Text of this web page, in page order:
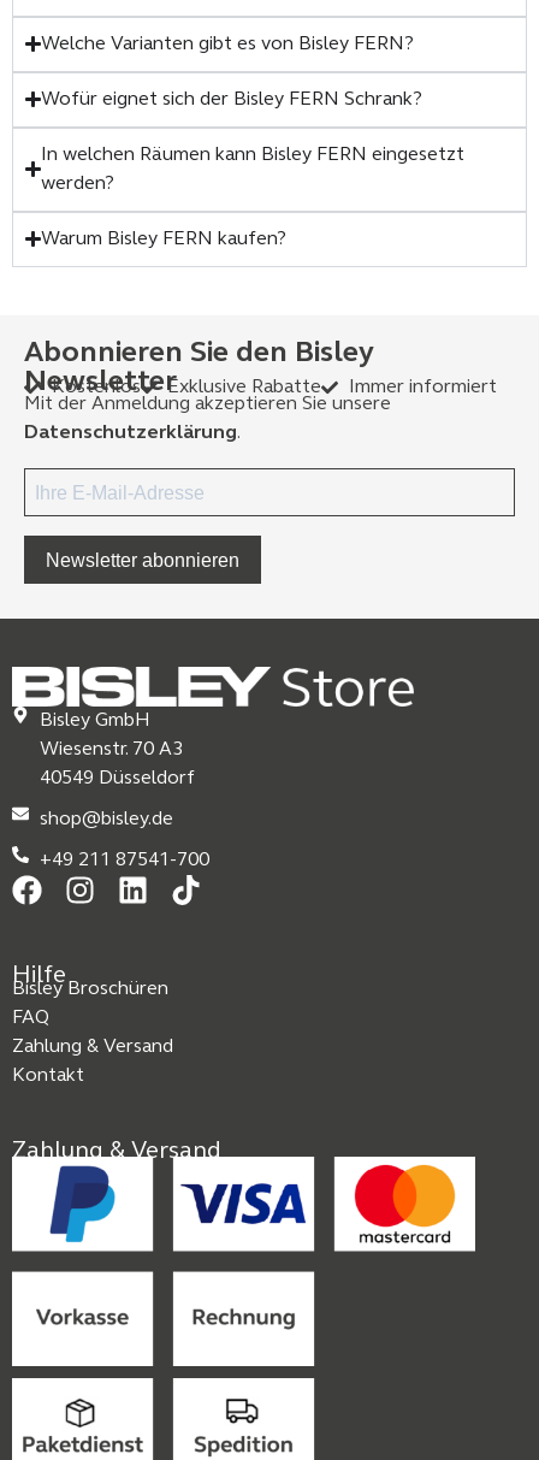
Welche Varianten gibt es von Bisley FERN?
Wofür eignet sich der Bisley FERN Schrank?
In welchen Räumen kann Bisley FERN eingesetzt
werden?
Warum Bisley FERN kaufen?
Abonnieren Sie den Bisley
Newsletter
Kostenlos Exklusive Rabatte
Immer informiert
Mit der Anmeldung akzeptieren Sie unsere
Datenschutzerklärung.
Newsletter abonnieren
Bisley GmbH
Wiesenstr. 70 A3
40549 Düsseldorf
shop@bisley.de
+49 211 87541-700
Hilfe
Bisley Broschüren
FAQ
Zahlung & Versand
Kontakt
Zahlung & Versand